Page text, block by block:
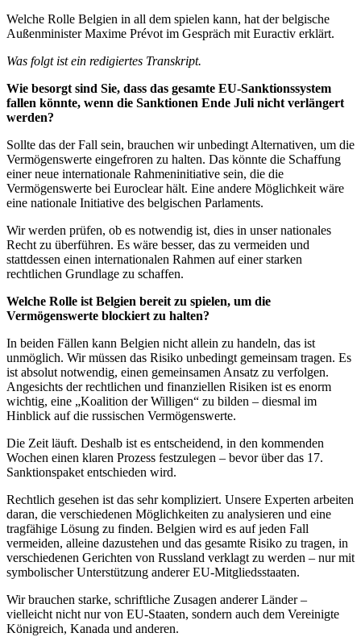
Welche Rolle Belgien in all dem spielen kann, hat der belgische
Außenminister Maxime Prévot im Gespräch mit Euractiv erklärt.
Was folgt ist ein redigiertes Transkript.
Wie besorgt sind Sie, dass das gesamte EU-Sanktionssystem
fallen könnte, wenn die Sanktionen Ende Juli nicht verlängert
werden?
Sollte das der Fall sein, brauchen wir unbedingt Alternativen, um die
Vermögenswerte eingefroren zu halten. Das könnte die Schaffung
einer neue internationale Rahmeninitiative sein, die die
Vermögenswerte bei Euroclear hält. Eine andere Möglichkeit wäre
eine nationale Initiative des belgischen Parlaments.
Wir werden prüfen, ob es notwendig ist, dies in unser nationales
Recht zu überführen. Es wäre besser, das zu vermeiden und
stattdessen einen internationalen Rahmen auf einer starken
rechtlichen Grundlage zu schaffen.
Welche Rolle ist Belgien bereit zu spielen, um die
Vermögenswerte blockiert zu halten?
In beiden Fällen kann Belgien nicht allein zu handeln, das ist
unmöglich. Wir müssen das Risiko unbedingt gemeinsam tragen. Es
ist absolut notwendig, einen gemeinsamen Ansatz zu verfolgen.
Angesichts der rechtlichen und finanziellen Risiken ist es enorm
wichtig, eine „Koalition der Willigen“ zu bilden – diesmal im
Hinblick auf die russischen Vermögenswerte.
Die Zeit läuft. Deshalb ist es entscheidend, in den kommenden
Wochen einen klaren Prozess festzulegen – bevor über das 17.
Sanktionspaket entschieden wird.
Rechtlich gesehen ist das sehr kompliziert. Unsere Experten arbeiten
daran, die verschiedenen Möglichkeiten zu analysieren und eine
tragfähige Lösung zu finden. Belgien wird es auf jeden Fall
vermeiden, alleine dazustehen und das gesamte Risiko zu tragen, in
verschiedenen Gerichten von Russland verklagt zu werden – nur mit
symbolischer Unterstützung anderer EU-Mitgliedsstaaten.
Wir brauchen starke, schriftliche Zusagen anderer Länder –
vielleicht nicht nur von EU-Staaten, sondern auch dem Vereinigte
Königreich, Kanada und anderen.